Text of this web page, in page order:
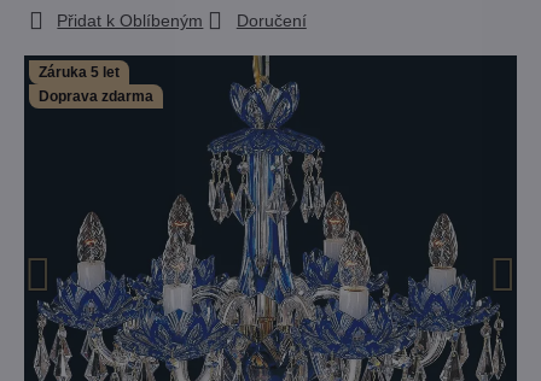
Záruka 5 let
Doprava zdarma
Přidat k Oblíbeným Doručení